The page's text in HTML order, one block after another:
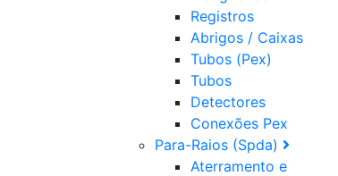
Registros
Abrigos / Caixas
Tubos (Pex)
Tubos
Detectores
Conexões Pex
Para-Raios (Spda)
Aterramento e